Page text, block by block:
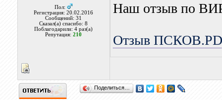
Пол:
Регистрация: 20.02.2016
Сообщений: 31
Сказал(а) спасибо: 8
Поблагодарили: 4 раз(а)
Репутация:210
Наш отзыв по
Отзыв
Поделиться…